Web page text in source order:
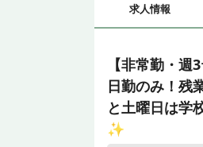
求人情報
【非常勤・
日勤のみ！残
と土曜日は学
✨